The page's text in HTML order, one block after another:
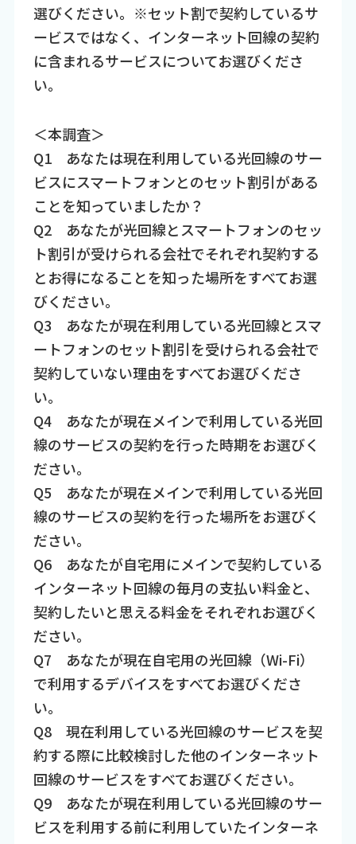
選びください。※セット割で契約しているサ
ービスではなく、インターネット回線の契約
に含まれるサービスについてお選びくださ
い。
＜本調査＞
Q1 あなたは現在利用している光回線のサー
ビスにスマートフォンとのセット割引がある
ことを知っていましたか？
Q2 あなたが光回線とスマートフォンのセッ
ト割引が受けられる会社でそれぞれ契約する
とお得になることを知った場所をすべてお選
びください。
Q3 あなたが現在利用している光回線とスマ
ートフォンのセット割引を受けられる会社で
契約していない理由をすべてお選びくださ
い。
Q4 あなたが現在メインで利用している光回
線のサービスの契約を行った時期をお選びく
ださい。
Q5 あなたが現在メインで利用している光回
線のサービスの契約を行った場所をお選びく
ださい。
Q6 あなたが自宅用にメインで契約している
インターネット回線の毎月の支払い料金と、
契約したいと思える料金をそれぞれお選びく
ださい。
Q7 あなたが現在自宅用の光回線（Wi-Fi）
で利用するデバイスをすべてお選びくださ
い。
Q8 現在利用している光回線のサービスを契
約する際に比較検討した他のインターネット
回線のサービスをすべてお選びください。
Q9 あなたが現在利用している光回線のサー
ビスを利用する前に利用していたインターネ